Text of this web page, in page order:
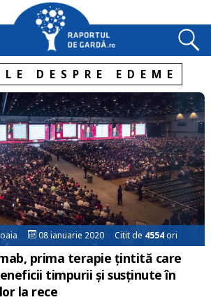
DESPRE EDEME
08 ianuarie 2020 Citit de 4554ori
prima terapie țintită care
timpurii și susținute în
la rece